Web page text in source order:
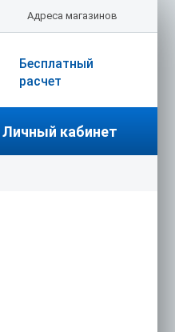
Адреса магазинов
Бесплатный
расчет
Личный кабинет